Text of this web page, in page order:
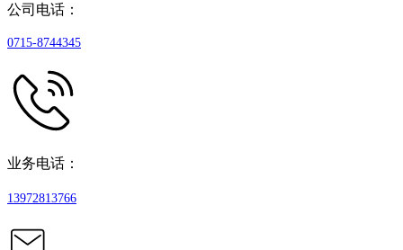
公司电话：
0715-8744345
业务电话：
13972813766